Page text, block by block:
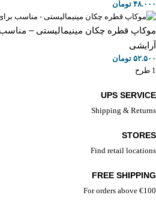
۴۸.۰۰۰ تومان
موکاپ قطره‌ چکان مینیمالیستی –
آرایشی
۵۲.۵۰۰ تومان
1 طرح
UPS SERVICE
Shipping & Returns
STORES
Find retail locations
FREE SHIPPING
For orders above €100